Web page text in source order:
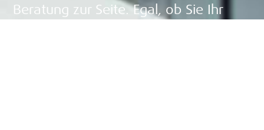
Beratung zur Seite. Egal, ob Sie Ihr